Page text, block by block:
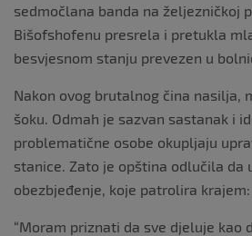
sedmočlana banda na željezničkoj
Bišofshofenu presrela i pretukla
besvjesnom stanju prevezen u
Nakon ovog brutalnog čina nasilja,
šoku. Odmah je sazvan sastanak i
problematične osobe okupljaju
stanice. Zato je opština odlučila da
obezbjeđenje, koje patrolira krajem:
“Moram priznati da sve djeluje kao